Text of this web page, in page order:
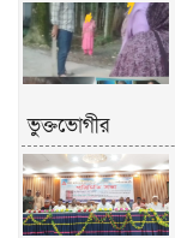
ভুক্তভোগীর